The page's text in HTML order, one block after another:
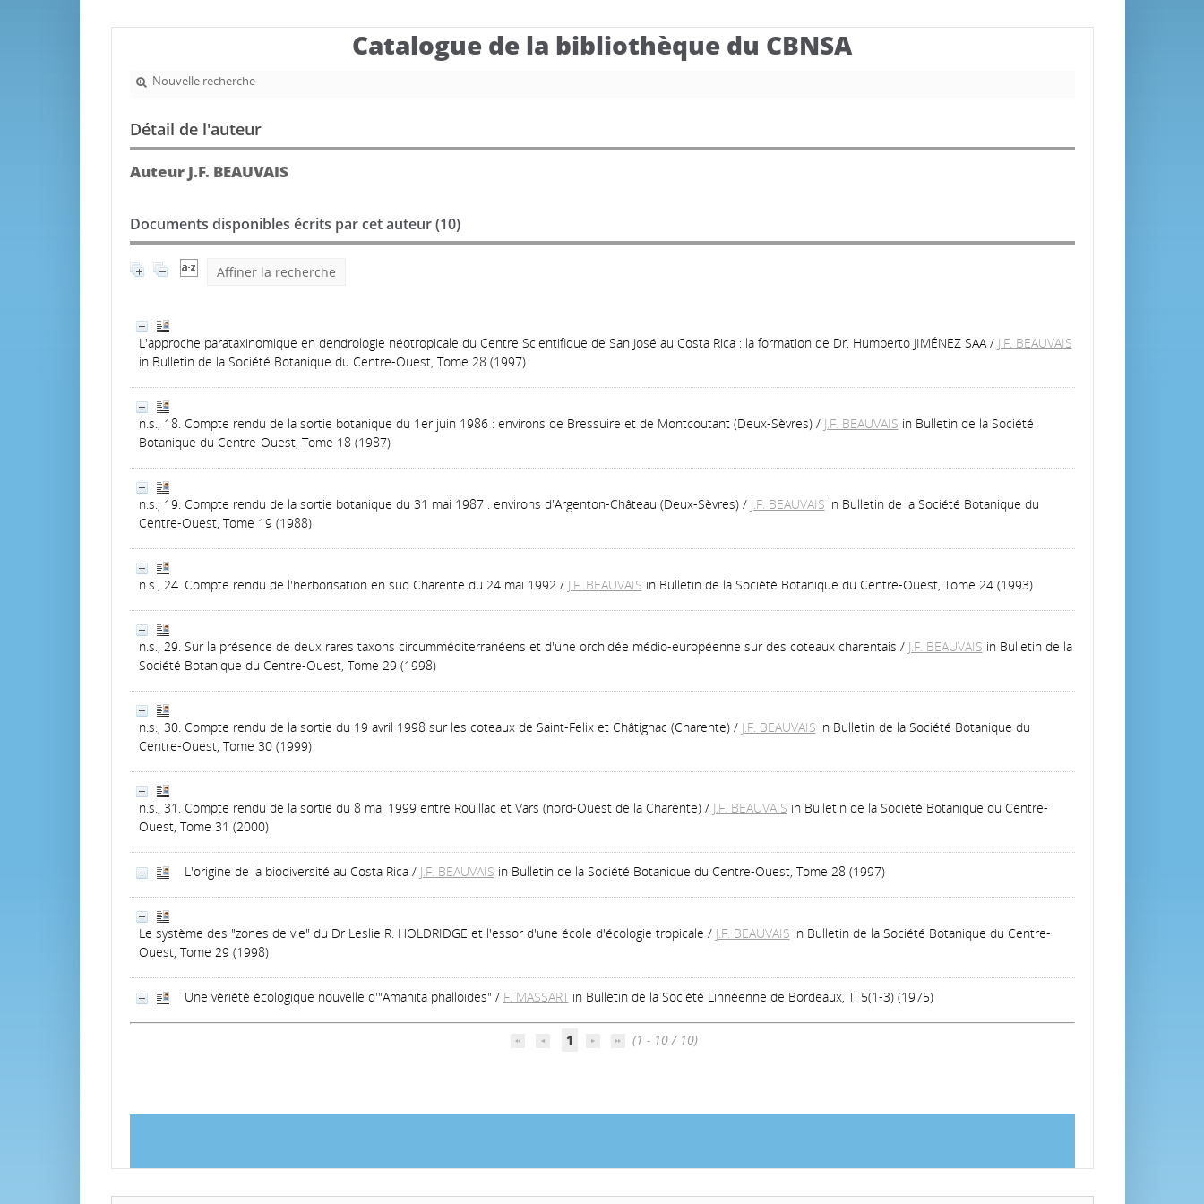
Catalogue de la bibliothèque du CBNSA
Nouvelle recherche
Détail de l'auteur
Auteur J.F. BEAUVAIS
Documents disponibles écrits par cet auteur (10)
Affiner la recherche
L'approche parataxinomique en dendrologie néotropicale du Centre Scientifique de San José au Costa Rica : la formation de Dr. Humberto JIMÉNEZ SAA/ J.F. BEAUVAIS
in Bulletin de la Société Botanique du Centre-Ouest, Tome 28 (1997)
n.s., 18. Compte rendu de la sortie botanique du 1er juin 1986 : environs de Bressuire et de Montcoutant (Deux-Sèvres)/ J.F. BEAUVAIS in Bulletin de la Société
Botanique du Centre-Ouest, Tome 18 (1987)
n.s., 19. Compte rendu de la sortie botanique du 31 mai 1987 : environs d'Argenton-Château (Deux-Sèvres)/ J.F. BEAUVAIS in Bulletin de la Société Botanique du
Centre-Ouest, Tome 19 (1988)
n.s., 24. Compte rendu de l'herborisation en sud Charente du 24 mai 1992 / J.F. BEAUVAIS in Bulletin de la Société Botanique du Centre-Ouest, Tome 24 (1993)
n.s., 29. Sur la présence de deux rares taxons circumméditerranéens et d'une orchidée médio-européenne sur des coteaux charentais / J.F. BEAUVAIS in Bulletin de la
Société Botanique du Centre-Ouest, Tome 29 (1998)
n.s., 30. Compte rendu de la sortie du 19 avril 1998 sur les coteaux de Saint-Felix et Châtignac (Charente)/ J.F. BEAUVAIS in Bulletin de la Société Botanique du
Centre-Ouest, Tome 30 (1999)
n.s., 31. Compte rendu de la sortie du 8 mai 1999 entre Rouillac et Vars (nord-Ouest de la Charente)/ J.F. BEAUVAIS in Bulletin de la Société Botanique du Centre-
Ouest, Tome 31 (2000)
L'origine de la biodiversité au Costa Rica/ J.F. BEAUVAIS in Bulletin de la Société Botanique du Centre-Ouest, Tome 28 (1997)
Le système des "zones de vie" du Dr Leslie R. HOLDRIDGE et l'essor d'une école d'écologie tropicale / J.F. BEAUVAIS in Bulletin de la Société Botanique du Centre-
Ouest, Tome 29 (1998)
Une vériété écologique nouvelle d'"Amanita phalloides" / F. MASSART in Bulletin de la Société Linnéenne de Bordeaux, T. 5(1-3) (1975)
1 (1 - 10 / 10)